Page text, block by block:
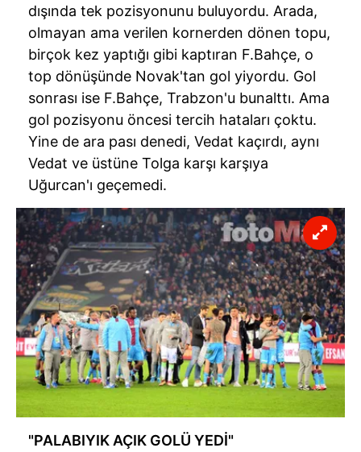
dışında tek pozisyonunu buluyordu. Arada,
olmayan ama verilen kornerden dönen topu,
birçok kez yaptığı gibi kaptıran F.Bahçe, o
top dönüşünde Novak'tan gol yiyordu. Gol
sonrası ise F.Bahçe, Trabzon'u bunalttı. Ama
gol pozisyonu öncesi tercih hataları çoktu.
Yine de ara pası denedi, Vedat kaçırdı, aynı
Vedat ve üstüne Tolga karşı karşıya
Uğurcan'ı geçemedi.
"PALABIYIK AÇIK GOLÜ YEDİ"